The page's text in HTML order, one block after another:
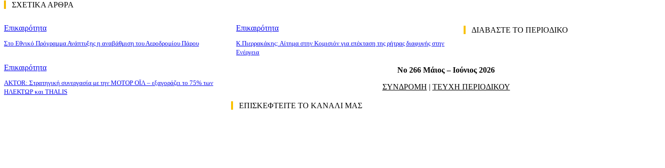
ΣΧΕΤΙΚΑ ΑΡΘΡΑ
Επικαιρότητα
Στο Εθνικό Πρόγραμμα Ανάπτυξης η αναβάθμιση του Αεροδρομίου Πάρου
Επικαιρότητα
K.Πιερρακάκης: Αίτημα στην Κομισιόν για επέκταση της ρήτρας διαφυγής στην
Ενέργεια
Επικαιρότητα
AKTOR: Στρατηγική συνεργασία με την ΜΟΤΟΡ ΟΪΛ – εξαγοράζει το 75% των
ΗΛΕΚΤΩΡ και THALIS
ΔΙΑΒΑΣΤΕ ΤΟ ΠΕΡΙΟΔΙΚΟ
No 266 Μάιος – Ιούνιος 2026
ΣΥΝΔΡΟΜΗ | ΤΕΥΧΗ ΠΕΡΙΟΔΙΚΟΥ
ΕΠΙΣΚΕΦΤΕΙΤΕ ΤΟ ΚΑΝΑΛΙ ΜΑΣ